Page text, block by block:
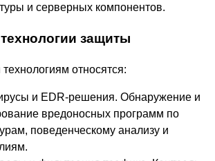
и серверных компонентов.
защиты
относятся:
и EDR-решения. Обнаружение и
вредоносных программ по
поведенческому анализу и